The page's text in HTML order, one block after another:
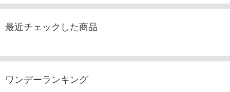
最近チェックした商品
ワンデーランキング